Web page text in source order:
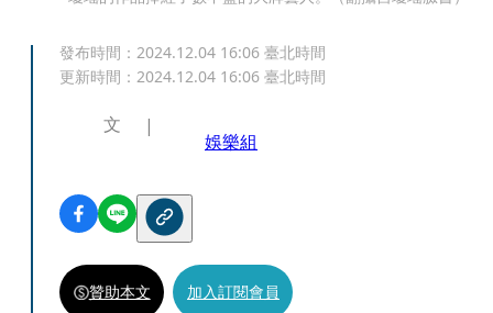
發布時間： 2024.12.04 16:06 臺北時間
更新時間： 2024.12.04 16:06 臺北時間
文
娛樂組
贊助本文 加入訂閱會員